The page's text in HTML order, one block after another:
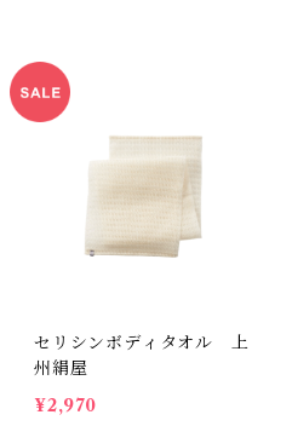
セリシンボディタオル 上
州絹屋
¥2,970